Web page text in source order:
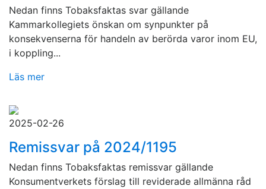
Nedan finns Tobaksfaktas svar gällande
Kammarkollegiets önskan om synpunkter på
konsekvenserna för handeln av berörda varor inom EU,
i koppling...
Läs mer
2025-02-26
Remissvar på 2024/1195
Nedan finns Tobaksfaktas remissvar gällande
Konsumentverkets förslag till reviderade allmänna råd